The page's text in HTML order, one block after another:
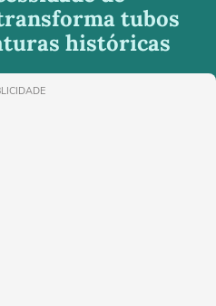
tubos
históricas